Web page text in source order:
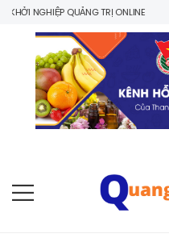
NGHIỆP QUẢNG TRỊ ONLINE